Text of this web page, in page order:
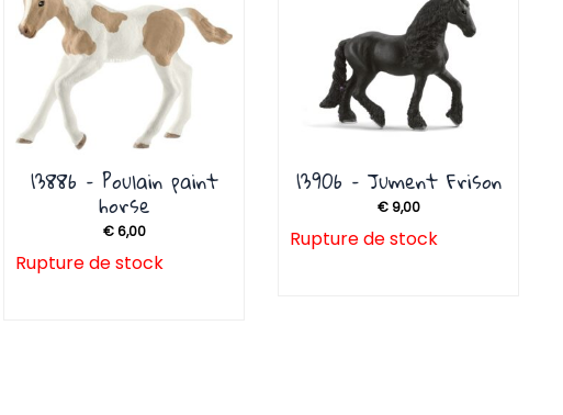
13886 – Poulain paint
horse
€6,00
Rupture de stock
13906 – Jument Frison
€9,00
Rupture de stock